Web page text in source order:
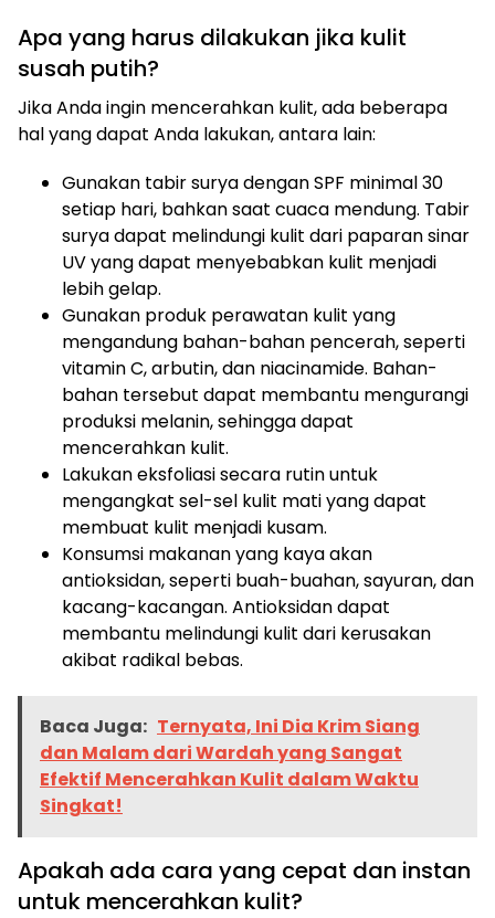
Apa yang harus dilakukan jika kulit
susah putih?
Jika Anda ingin mencerahkan kulit, ada beberapa
hal yang dapat Anda lakukan, antara lain:
Gunakan tabir surya dengan SPF minimal 30
setiap hari, bahkan saat cuaca mendung. Tabir
surya dapat melindungi kulit dari paparan sinar
UV yang dapat menyebabkan kulit menjadi
lebih gelap.
Gunakan produk perawatan kulit yang
mengandung bahan-bahan pencerah, seperti
vitamin C, arbutin, dan niacinamide. Bahan-
bahan tersebut dapat membantu mengurangi
produksi melanin, sehingga dapat
mencerahkan kulit.
Lakukan eksfoliasi secara rutin untuk
mengangkat sel-sel kulit mati yang dapat
membuat kulit menjadi kusam.
Konsumsi makanan yang kaya akan
antioksidan, seperti buah-buahan, sayuran, dan
kacang-kacangan. Antioksidan dapat
membantu melindungi kulit dari kerusakan
akibat radikal bebas.
Baca Juga: Ternyata, Ini Dia Krim Siang
dan Malam dari Wardah yang Sangat
Efektif Mencerahkan Kulit dalam Waktu
Singkat!
Apakah ada cara yang cepat dan instan
untuk mencerahkan kulit?